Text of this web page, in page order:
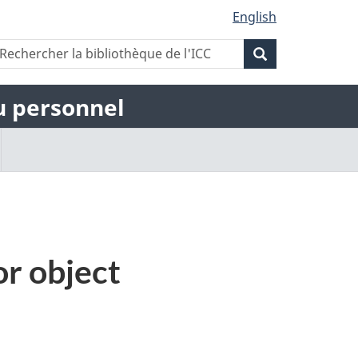
English
Rechercher
la
l'ICC
personnel
object